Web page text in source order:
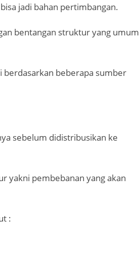
jadi bahan pertimbangan.
bentangan struktur yang umum
berdasarkan beberapa sumber
sebelum didistribusikan ke
yakni pembebanan yang akan
: